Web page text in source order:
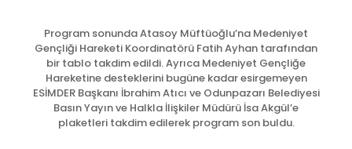
Program sonunda Atasoy Müftüoğlu’na Medeniyet
Gençliği Hareketi Koordinatörü Fatih Ayhan tarafından
bir tablo takdim edildi. Ayrıca Medeniyet Gençliğe
Hareketine desteklerini bugüne kadar esirgemeyen
ESİMDER Başkanı İbrahim Atıcı ve Odunpazarı Belediyesi
Basın Yayın ve Halkla İlişkiler Müdürü İsa Akgül’e
plaketleri takdim edilerek program son buldu.